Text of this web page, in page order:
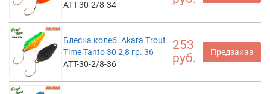
ATT-30-2/8-34
Блесна колеб. Akara Trout
Time Tanto 30 2,8 гр. 36
ATT-30-2/8-36
253
руб.
Предзаказ